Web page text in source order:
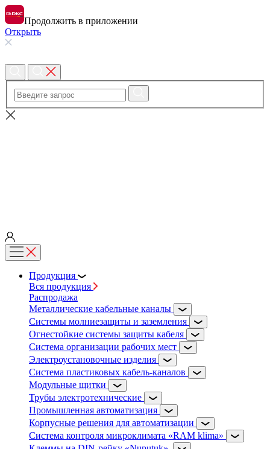
Продолжить в приложении
Открыть
Продукция
Вся продукция
Распродажа
Металлические кабельные каналы
Системы молниезащиты и заземления
Огнестойкие системы защиты кабеля
Система организации рабочих мест
Электроустановочные изделия
Система пластиковых кабель-каналов
Модульные щитки
Трубы электротехнические
Промышленная автоматизация
Корпусные решения для автоматизации
Система контроля микроклимата «RAM klima»